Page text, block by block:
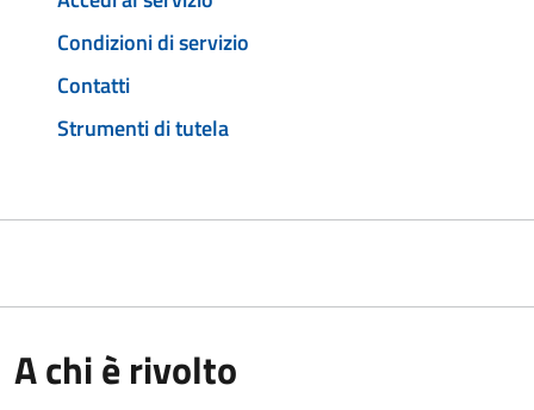
Condizioni di servizio
Contatti
Strumenti di tutela
A chi è rivolto